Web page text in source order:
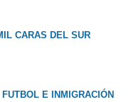
CARAS DEL SUR
E INMIGRACIÓN